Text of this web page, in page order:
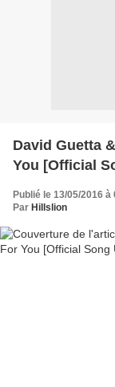
David Guetta
You [Official
Publié le 13/05/2016 à
Par Hillslion